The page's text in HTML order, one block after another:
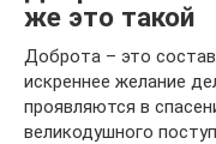
же это такой
Доброта – это
искреннее желание
проявляются в
великодушного